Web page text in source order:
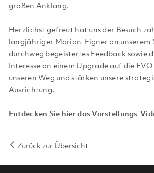
großen Anklang.
Herzlichst gefreut hat uns der Besuch
langjähriger Marian-Eigner an unserem
durchweg begeistertes Feedback sowie
Interesse an einem Upgrade auf die
unseren Weg und stärken unsere
Ausrichtung.
Entdecken Sie hier das Vorstellungs-
Zurück zur Übersicht